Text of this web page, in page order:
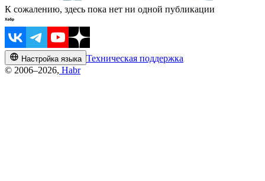
К сожалению, здесь пока нет ни одной публикации
Настройка языка Техническая поддержка
© 2006–2026, Habr